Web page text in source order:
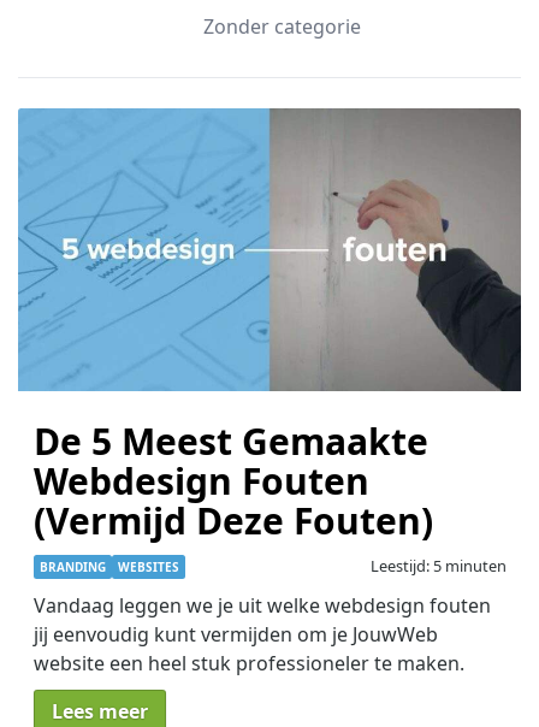
Zonder categorie
De 5 Meest Gemaakte
Webdesign Fouten
(Vermijd Deze Fouten)
BRANDING WEBSITES Leestijd: 5 minuten
Vandaag leggen we je uit welke webdesign fouten
jij eenvoudig kunt vermijden om je JouwWeb
website een heel stuk professioneler te maken.
Lees meer